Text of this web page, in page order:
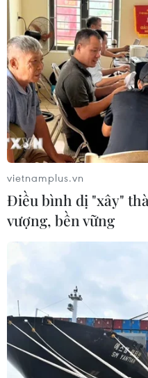
vietnamplus.vn
Điều bình dị "xây"
vượng, bền vững